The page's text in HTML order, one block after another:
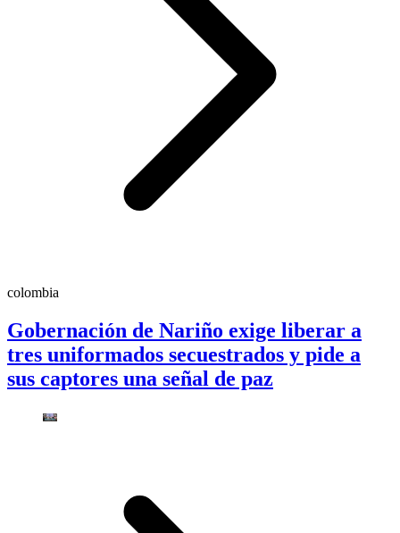
colombia
Gobernación de Nariño exige liberar a
tres uniformados secuestrados y pide a
sus captores una señal de paz